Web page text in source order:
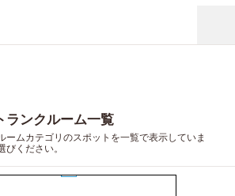
ランクルーム一覧
ームカテゴリのスポットを一覧で表示していま
ください。
3
6